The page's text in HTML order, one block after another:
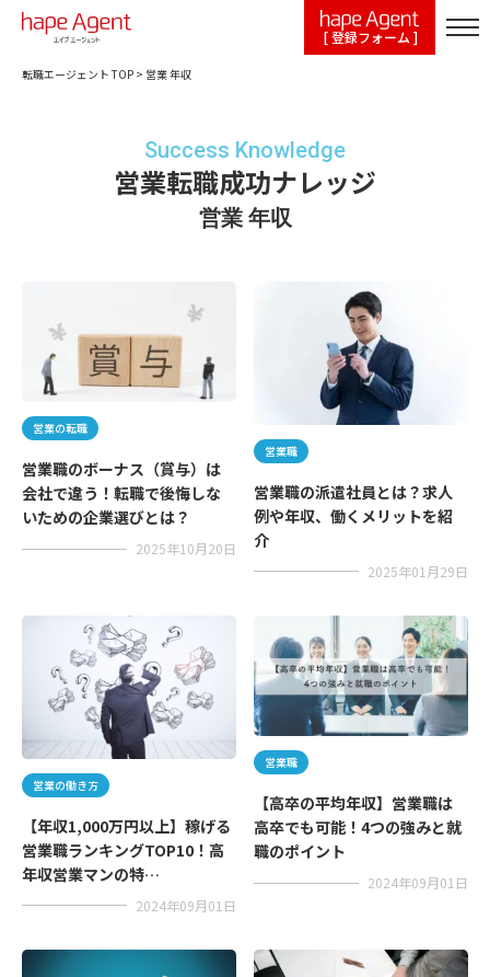
[ 登録フォーム ]
転職エージェント TOP > 営業 年収
Success Knowledge
営業転職成功ナレッジ
営業 年収
営業の転職
営業職のボーナス（賞与）は
会社で違う！転職で後悔しな
いための企業選びとは？
2025年10月20日
営業職
営業職の派遣社員とは？求人
例や年収、働くメリットを紹
介
2025年01月29日
営業の働き方
【年収1,000万円以上】稼げる
営業職ランキングTOP10！高
年収営業マンの特…
2024年09月01日
営業職
【高卒の平均年収】営業職は
高卒でも可能！4つの強みと就
職のポイント
2024年09月01日